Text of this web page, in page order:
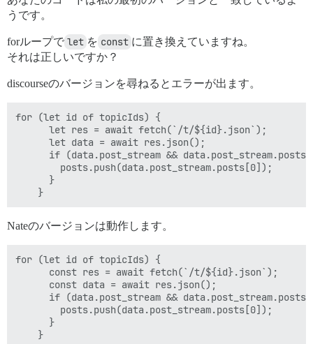
うです。
forループで let を const に置き換えていますね。
それは正しいですか？
discourseのバージョンを尋ねるとエラーが出ます。
for (let id of topicIds) {
      let res = await fetch(`/t/${id}.json`);
      let data = await res.json();
if (data.post_stream &&
        posts.push(data.post_stream.posts[0]);
      }
Nateのバージョンは動作します。
for (let id of topicIds) {
      const res = await fetch(`/t/${id}.json`);
      const data = await res.json();
if (data.post_stream &&
        posts.push(data.post_stream.posts[0]);
      }